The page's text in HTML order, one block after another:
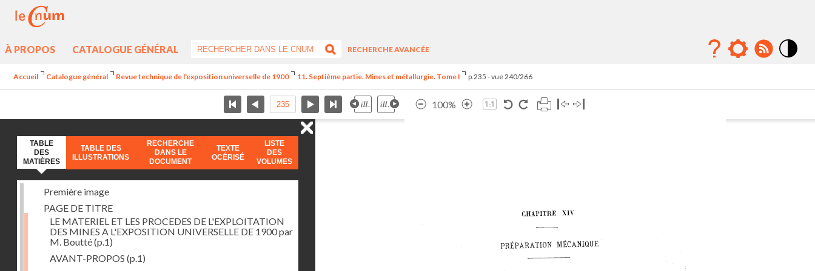
À PROPOS CATALOGUE GÉNÉRAL
RECHERCHE AVANCÉE
Accueil Catalogue général Revue technique de l'exposition universelle de 1900 11. Septième partie. Mines et métallurgie. Tome I p.235 - vue 240/266
100%
TABLE
DES
MATIÈRES
TABLE DES
ILLUSTRATIONS
RECHERCHE
DANS LE
DOCUMENT
TEXTE
OCÉRISÉ
LISTE
DES
VOLUMES
Première image
PAGE DE TITRE
LE MATERIEL ET LES PROCEDES DE L'EXPLOITATION
DES MINES A L'EXPOSITION UNIVERSELLE DE 1900 par
M. Boutté(p.1)
AVANT-PROPOS (p.1)